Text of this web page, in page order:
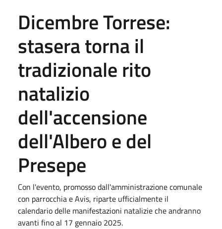
Dicembre Torrese:
stasera torna il
tradizionale rito
natalizio
dell'accensione
dell'Albero e del
Presepe
Con l'evento, promosso dall'amministrazione comunale
con parrocchia e Avis, riparte ufficialmente il
calendario delle manifestazioni natalizie che andranno
avanti fino al 17 gennaio 2025.